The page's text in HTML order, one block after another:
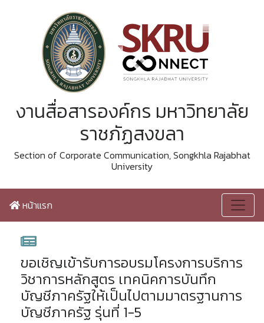
งานสื่อสารองค์กร มหาวิทยาลัย
ราชภัฏสงขลา
Section of Corporate Communication, Songkhla Rajabhat
University
หน้าแรก
ขอเชิญเข้ารับการอบรมโครงการบริการ
วิชาการหลักสูตร เทคนิคการบันทึก
บัญชีภาครัฐให้เป็นไปตามมาตรฐานการ
บัญชีภาครัฐ รุ่นที่ 1-5